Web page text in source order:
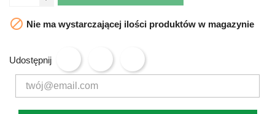
 Nie ma wystarczającej ilości produktów w magazynie
Udostępnij